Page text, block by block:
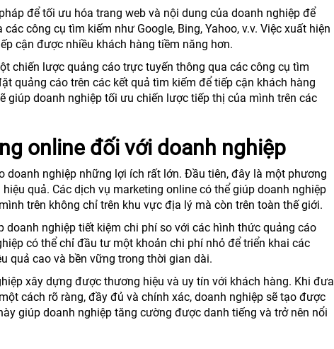
để tối ưu hóa trang web và nội dung của doanh nghiệp để
công cụ tìm kiếm như Google, Bing, Yahoo, v.v. Việc xuất hiện
cận được nhiều khách hàng tiềm năng hơn.
chiến lược quảng cáo trực tuyến thông qua các công cụ tìm
quảng cáo trên các kết quả tìm kiếm để tiếp cận khách hàng
giúp doanh nghiệp tối ưu chiến lược tiếp thị của mình trên các
online đối với doanh nghiệp
doanh nghiệp những lợi ích rất lớn. Đầu tiên, đây là một phương
quả. Các dịch vụ marketing online có thể giúp doanh nghiệp
trên không chỉ trên khu vực địa lý mà còn trên toàn thế giới.
nghiệp tiết kiệm chi phí so với các hình thức quảng cáo
có thể chỉ đầu tư một khoản chi phí nhỏ để triển khai các
quả cao và bền vững trong thời gian dài.
xây dựng được thương hiệu và uy tín với khách hàng. Khi đưa
cách rõ ràng, đầy đủ và chính xác, doanh nghiệp sẽ tạo được
giúp doanh nghiệp tăng cường được danh tiếng và trở nên nổi